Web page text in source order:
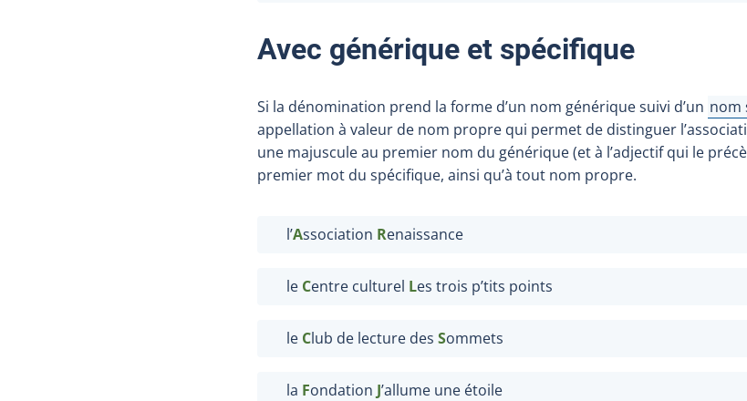
Avec générique et spécifique
Si la dénomination prend la forme d’un nom générique suivi d’un nom
appellation à valeur de nom propre qui permet de distinguer
une majuscule au premier nom du générique (et à l’adjectif qui le
premier mot du spécifique, ainsi qu’à tout nom propre.
l’Association Renaissance
le Centre culturel Les trois p’tits points
le Club de lecture des Sommets
la Fondation J’allume une étoile